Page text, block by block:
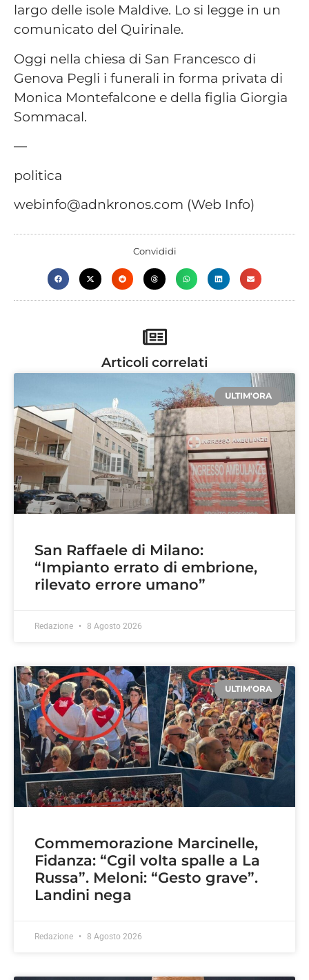
largo delle isole Maldive. Lo si legge in un
comunicato del Quirinale.
Oggi nella chiesa di San Francesco di
Genova Pegli i funerali in forma privata di
Monica Montefalcone e della figlia Giorgia
Sommacal.
—
politica
webinfo@adnkronos.com (Web Info)
Convididi
Articoli correlati
ULTIM'ORA
San Raffaele di Milano:
“Impianto errato di embrione,
rilevato errore umano”
Redazione 8 Agosto 2026
ULTIM'ORA
Commemorazione Marcinelle,
Fidanza: “Cgil volta spalle a La
Russa”. Meloni: “Gesto grave”.
Landini nega
Redazione 8 Agosto 2026